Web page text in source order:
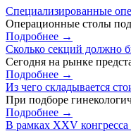
Специализированные
Операционные столы
Подробнее →
Сколько секций должно
Сегодня на рынке
Подробнее →
Из чего складывается
При подборе
Подробнее →
В рамках XXV